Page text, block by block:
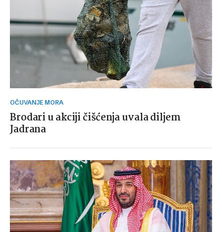
OČUVANJE MORA
Brodari u akciji čišćenja uvala diljem
Jadrana